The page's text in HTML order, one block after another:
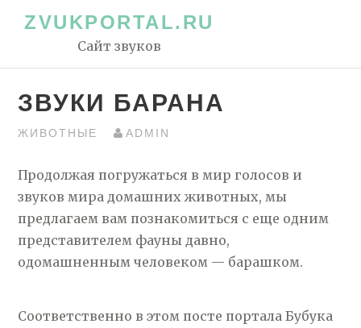
ZVUKPORTAL.RU
Сайт звуков
ЗВУКИ БАРАНА
ЖИВОТНЫЕ ADMIN
Продолжая погружаться в мир голосов и
звуков мира домашних животных, мы
предлагаем вам познакомиться с еще одним
представителем фауны давно,
одомашненным человеком — барашком.
Соответственно в этом посте портала Бубука